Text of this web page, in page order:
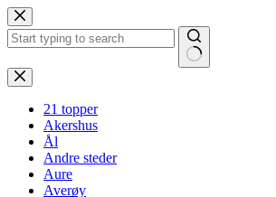
Hopp
til
innholdet
Ingen
resultater
21 topper
Akershus
Ål
Andre steder
Aure
Averøy